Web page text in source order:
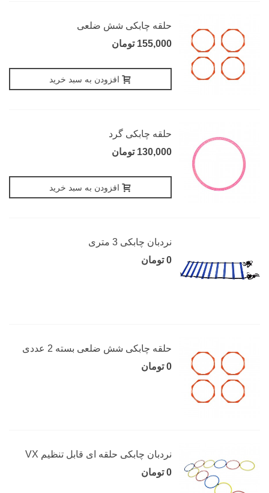
حلقه چابکی شش ضلعی
155,000 تومان
افزودن به سبد خرید
حلقه چابکی گرد
130,000 تومان
افزودن به سبد خرید
نردبان چابکی 3 متری
0 تومان
حلقه چابکی شش ضلعی بسته 2 عددی
0 تومان
نردبان چابکی حلقه ای قابل تنظیم VX
0 تومان